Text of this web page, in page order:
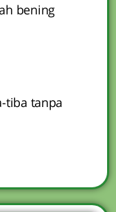
bening
tiba tanpa